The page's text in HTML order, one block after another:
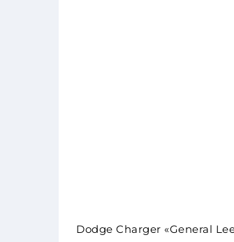
Dodge Charger «General